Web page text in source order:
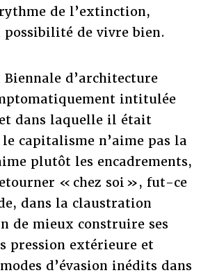
de l’extinction,
possibilité de vivre bien.
Biennale d’architecture
intitulée
dans laquelle il était
capitalisme n’aime pas la
plutôt les encadrements,
« chez soi », fut-ce
dans la claustration
de mieux construire ses
pression extérieure et
d’évasion inédits dans